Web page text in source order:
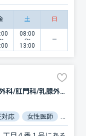
土 日
08:00
〜
13:00
内科/消化器科/胃腸科/肝臓内科・外科/外科/肛門科/乳腺外科/整形外科/麻酔科
対応 女性医師